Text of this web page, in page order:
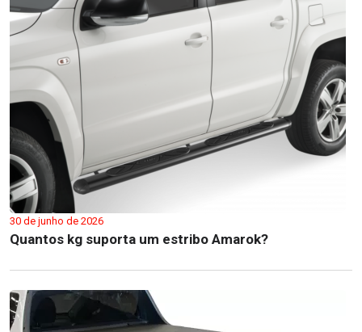
30 de junho de 2026
Quantos kg suporta um estribo Amarok?